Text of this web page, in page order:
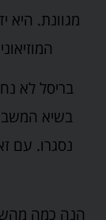
מגוונת. היא
בריסל לא
בשיא
נסגרו. עם
הנה כמה